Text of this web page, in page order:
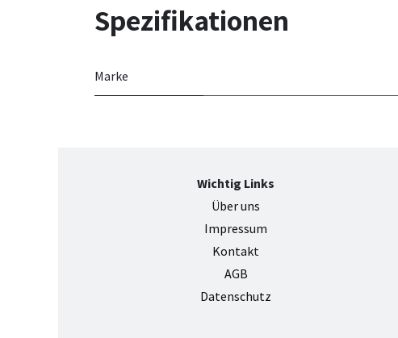
Spezifikationen
Marke
Wichtig Links
Über uns
Impressum
Kontakt
AGB
Datenschutz